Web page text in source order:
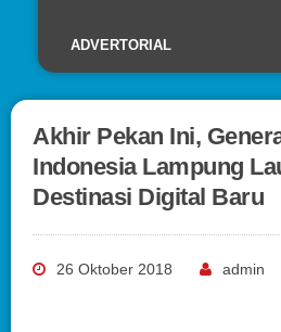
ADVERTORIAL
Akhir Pekan Ini,
Indonesia Lampung
Destinasi Digital Baru
26 Oktober 2018 admin